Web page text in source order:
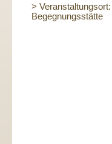
>
Begegnungsstätte